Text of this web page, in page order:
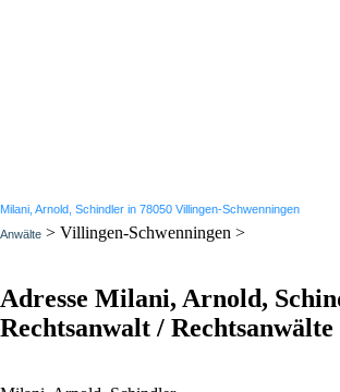
Milani, Arnold, Schindler in 78050 Villingen-Schwenningen
Anwälte > Villingen-Schwenningen >
Adresse Milani, Arnold,
Rechtsanwalt / Rechtsanwälte